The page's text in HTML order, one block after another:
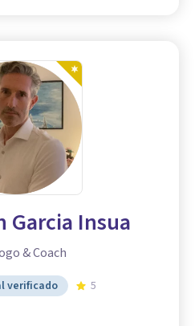
Garcia Insua
& Coach
verificado 5